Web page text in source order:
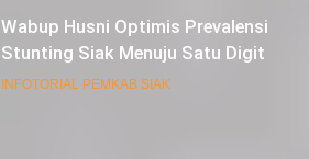
Wabup Husni Optimis Prevalensi
Stunting Siak Menuju Satu Digit
INFOTORIAL PEMKAB SIAK